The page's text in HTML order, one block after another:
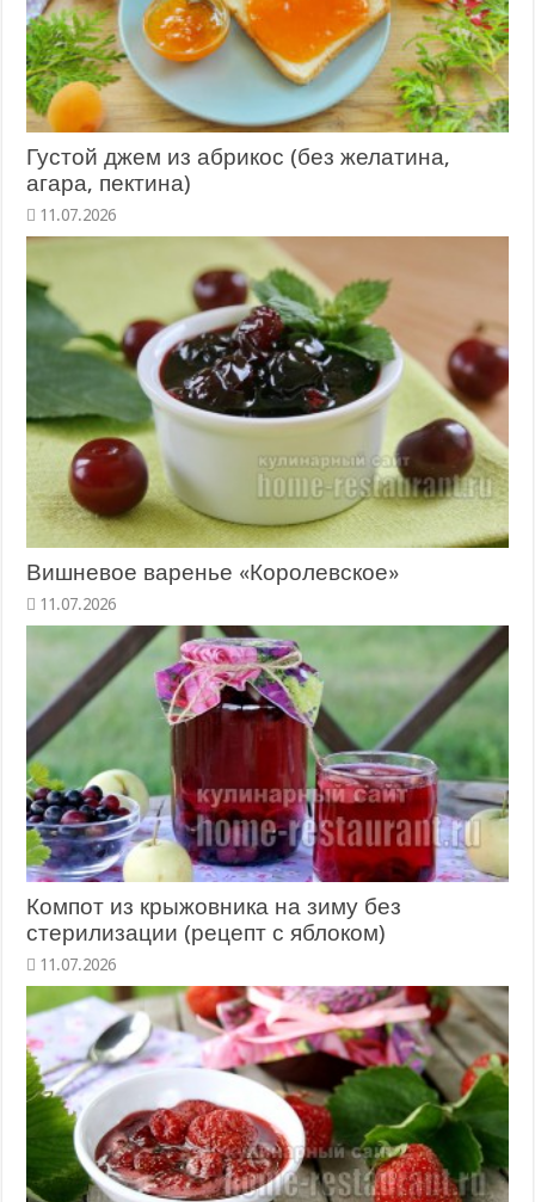
Густой джем из абрикос (без желатина,
агара, пектина)
11.07.2026
Вишневое варенье «Королевское»
11.07.2026
Компот из крыжовника на зиму без
стерилизации (рецепт с яблоком)
11.07.2026